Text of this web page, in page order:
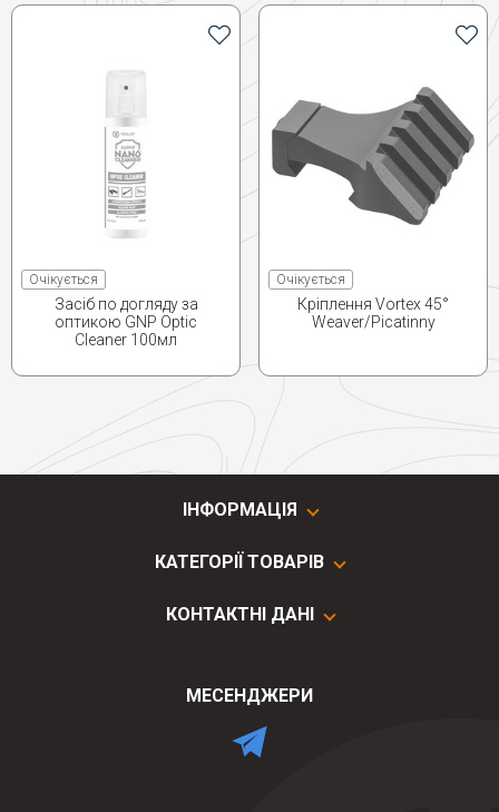
Очікується
Засіб по догляду за
оптикою GNP Optic
Cleaner 100мл
Очікується
Кріплення Vortex 45°
Weaver/Picatinny
ІНФОРМАЦІЯ
КАТЕГОРІЇ ТОВАРІВ
КОНТАКТНІ ДАНІ
МЕСЕНДЖЕРИ